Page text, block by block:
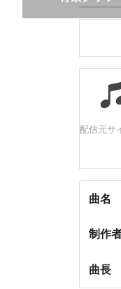
配信元サ
曲名
制作
曲長